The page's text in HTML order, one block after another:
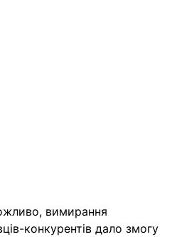
вимирання
конкурентів дало змогу